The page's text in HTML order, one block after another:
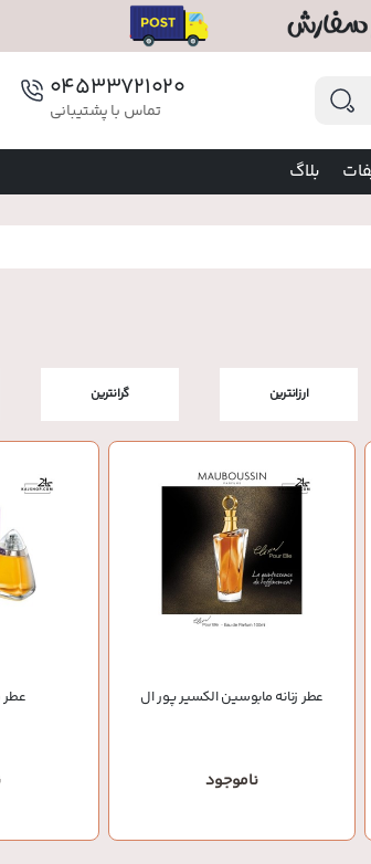
۰۴۵۳۳۷۲۱۰۲۰
تماس با پشتیبانی
بلاگ
ارزانترین گرانترین
عطر زنانه مابوسین الکسیر پور ال
ناموجود
عطر